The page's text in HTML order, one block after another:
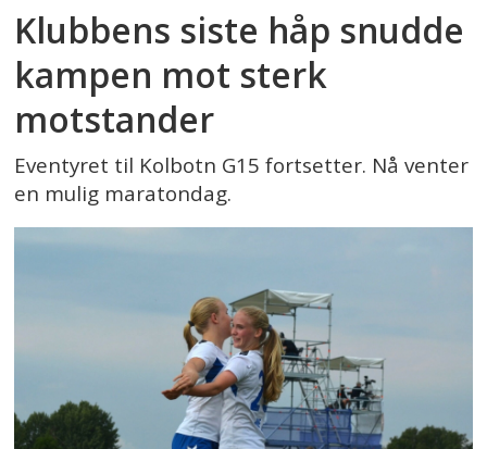
Klubbens siste håp snudde
kampen mot sterk
motstander
Eventyret til Kolbotn G15 fortsetter. Nå venter
en mulig maratondag.